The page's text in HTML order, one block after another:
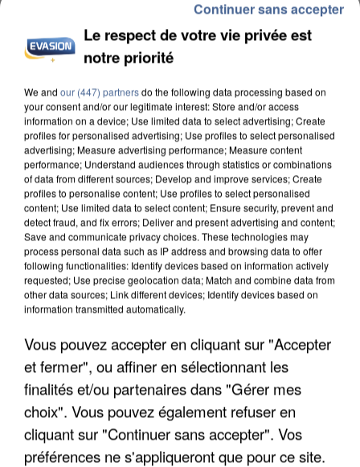
6 août 2026
Gabriel Attal et Raphaël Glucksmann visés par des
ingérences...
Sollicité, Sébastien Lecornu annonce un "travail
commun" avec les partis à la rentrée.
Le respect de votre vie privée est
notre priorité
We and our (447) partnersdo the following data processing based on
your consent and/or our legitimate interest: Store and/or access
information on a device; Use limited data to select advertising; Create
profiles for personalised advertising; Use profiles to select personalised
advertising; Measure advertising performance; Measure content
performance; Understand audiences through statistics or combinations
of data from different sources; Develop and improve services; Create
profiles to personalise content; Use profiles to select personalised
content; Use limited data to select content; Ensure security, prevent and
detect fraud, and fix errors; Deliver and present advertising and content;
Save and communicate privacy choices. These technologies may
process personal data such as IP address and browsing data to offer
following functionalities: Identify devices based on information actively
requested; Use precise geolocation data; Match and combine data from
other data sources; Link different devices; Identify devices based on
information transmitted automatically.
Vous pouvez accepter en cliquant sur "Accepter
et fermer", ou affiner en sélectionnant les
finalités et/ou partenaires dans "Gérer mes
choix". Vous pouvez également refuser en
cliquant sur "Continuer sans accepter". Vos
préférences ne s'appliqueront que pour ce site.
Continuer sans accepter